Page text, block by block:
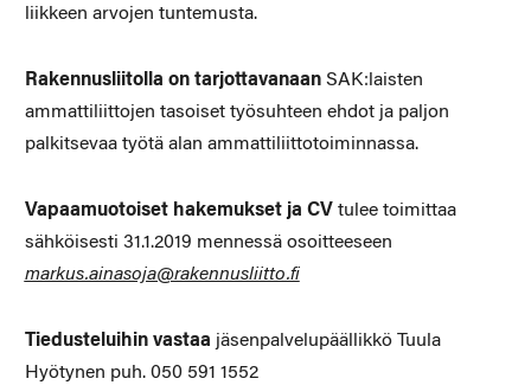
liikkeen arvojen tuntemusta.
Rakennusliitolla on tarjottavanaanSAK:laisten
ammattiliittojen tasoiset työsuhteen ehdot ja paljon
palkitsevaa työtä alan ammattiliittotoiminnassa.
Vapaamuotoiset hakemukset ja CV tulee toimittaa
sähköisesti 31.1.2019 mennessä osoitteeseen
markus.ainasoja@rakennusliitto.fi
Tiedusteluihin vastaa jäsenpalvelupäällikkö Tuula
Hyötynen puh. 050 591 1552